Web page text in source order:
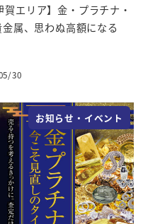
エリア】金・プラチナ・
属、思わぬ高額になる
30
お知らせ・イベント